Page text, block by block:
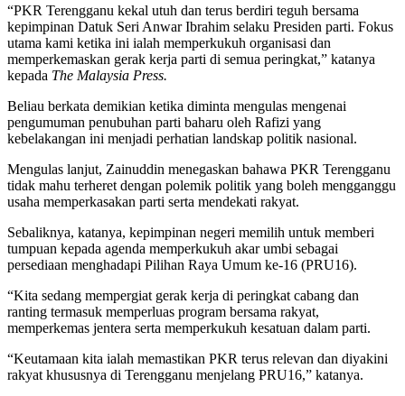
“PKR Terengganu kekal utuh dan terus berdiri teguh bersama
kepimpinan Datuk Seri Anwar Ibrahim selaku Presiden parti. Fokus
utama kami ketika ini ialah memperkukuh organisasi dan
memperkemaskan gerak kerja parti di semua peringkat,” katanya
kepada The Malaysia Press.
Beliau berkata demikian ketika diminta mengulas mengenai
pengumuman penubuhan parti baharu oleh Rafizi yang
kebelakangan ini menjadi perhatian landskap politik nasional.
Mengulas lanjut, Zainuddin menegaskan bahawa PKR Terengganu
tidak mahu terheret dengan polemik politik yang boleh mengganggu
usaha memperkasakan parti serta mendekati rakyat.
Sebaliknya, katanya, kepimpinan negeri memilih untuk memberi
tumpuan kepada agenda memperkukuh akar umbi sebagai
persediaan menghadapi Pilihan Raya Umum ke-16 (PRU16).
“Kita sedang mempergiat gerak kerja di peringkat cabang dan
ranting termasuk memperluas program bersama rakyat,
memperkemas jentera serta memperkukuh kesatuan dalam parti.
“Keutamaan kita ialah memastikan PKR terus relevan dan diyakini
rakyat khususnya di Terengganu menjelang PRU16,” katanya.